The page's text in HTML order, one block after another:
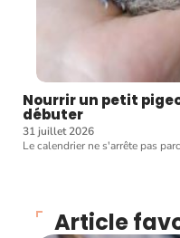
Nourrir un petit
débuter
31 juillet 2026
Le calendrier ne s'arrête pas
Article